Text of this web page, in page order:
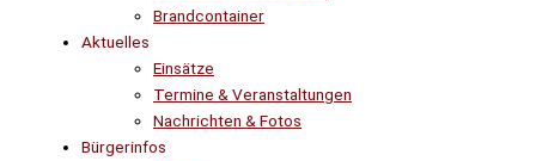
Brandcontainer
Aktuelles
Einsätze
Termine & Veranstaltungen
Nachrichten & Fotos
Bürgerinfos